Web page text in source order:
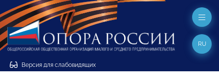
Версия для слабовидящих
RU